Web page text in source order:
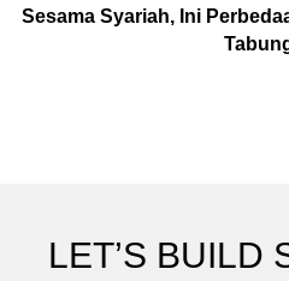
Sesama Syariah, Ini
LET’S BUILD